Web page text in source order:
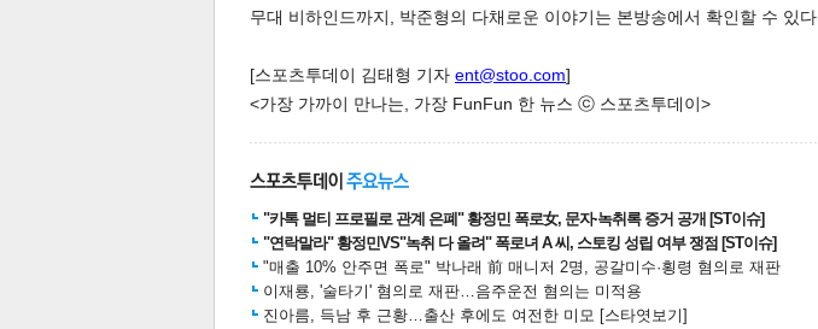
공유 유 로그 게
무대 비하인드까지, 박준형의 다채로운 이야기는 본방송에서 확인할 수 있다.
[스포츠투데이 김태형 기자 ent@stoo.com]
<가장 가까이 만나는, 가장 FunFun 한 뉴스 ⓒ 스포츠투데이>
"카톡 멀티 프로필로 관계 은폐" 황정민 폭로女, 문자·녹취록 증거 공개 [ST이슈]
"연락말라" 황정민VS"녹취 다 올려" 폭로녀 A 씨, 스토킹 성립 여부 쟁점 [ST이슈]
"매출 10% 안주면 폭로" 박나래 前 매니저 2명, 공갈미수·횡령 혐의로 재판
이재룡, '술타기' 혐의로 재판…음주운전 혐의는 미적용
진아름, 득남 후 근황…출산 후에도 여전한 미모 [스타엿보기]